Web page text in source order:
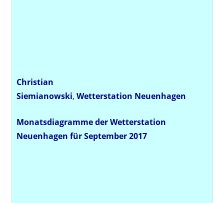
Christian
Siemianowski,Wetterstation Neuenhagen
Monatsdiagramme der Wetterstation
Neuenhagen für September 2017